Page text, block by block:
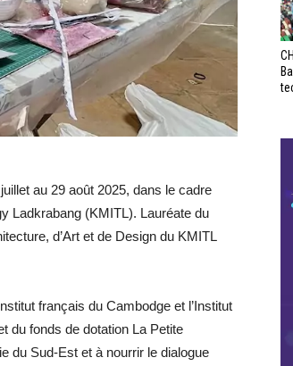
au 29 août 2025, dans le cadre
Ladkrabang (KMITL). Lauréate du
d’Art et de Design du KMITL
français du Cambodge et l’Institut
du fonds de dotation La Petite
du Sud-Est et à nourrir le dialogue